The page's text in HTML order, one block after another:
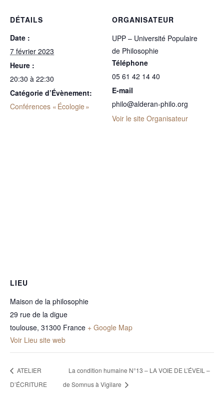
DÉTAILS
Date :
7 février 2023
Heure :
20:30 à 22:30
Catégorie d’Évènement:
Conférences « Écologie »
ORGANISATEUR
UPP – Université Populaire
de Philosophie
Téléphone
05 61 42 14 40
E-mail
philo@alderan-philo.org
Voir le site Organisateur
LIEU
Maison de la philosophie
29 rue de la digue
toulouse, 31300 France + Google Map
Voir Lieu site web
ATELIER
D’ÉCRITURE
La condition humaine N°13 – LA VOIE DE L’ÉVEIL –
de Somnus à Vigilare